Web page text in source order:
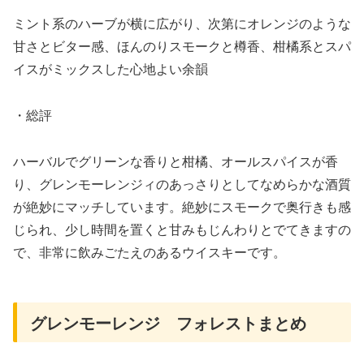
ミント系のハーブが横に広がり、次第にオレンジのような
甘さとビター感、ほんのりスモークと樽香、柑橘系とスパ
イスがミックスした心地よい余韻
・総評
ハーバルでグリーンな香りと柑橘、オールスパイスが香
り、グレンモーレンジィのあっさりとしてなめらかな酒質
が絶妙にマッチしています。絶妙にスモークで奥行きも感
じられ、少し時間を置くと甘みもじんわりとでてきますの
で、非常に飲みごたえのあるウイスキーです。
グレンモーレンジ フォレストまとめ